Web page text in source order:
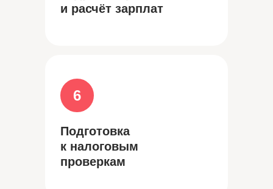
Подготовка
к налоговым
проверкам
6
и расчёт зарплат